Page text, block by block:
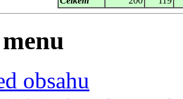
obsahu